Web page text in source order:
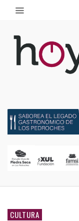
CULTURA